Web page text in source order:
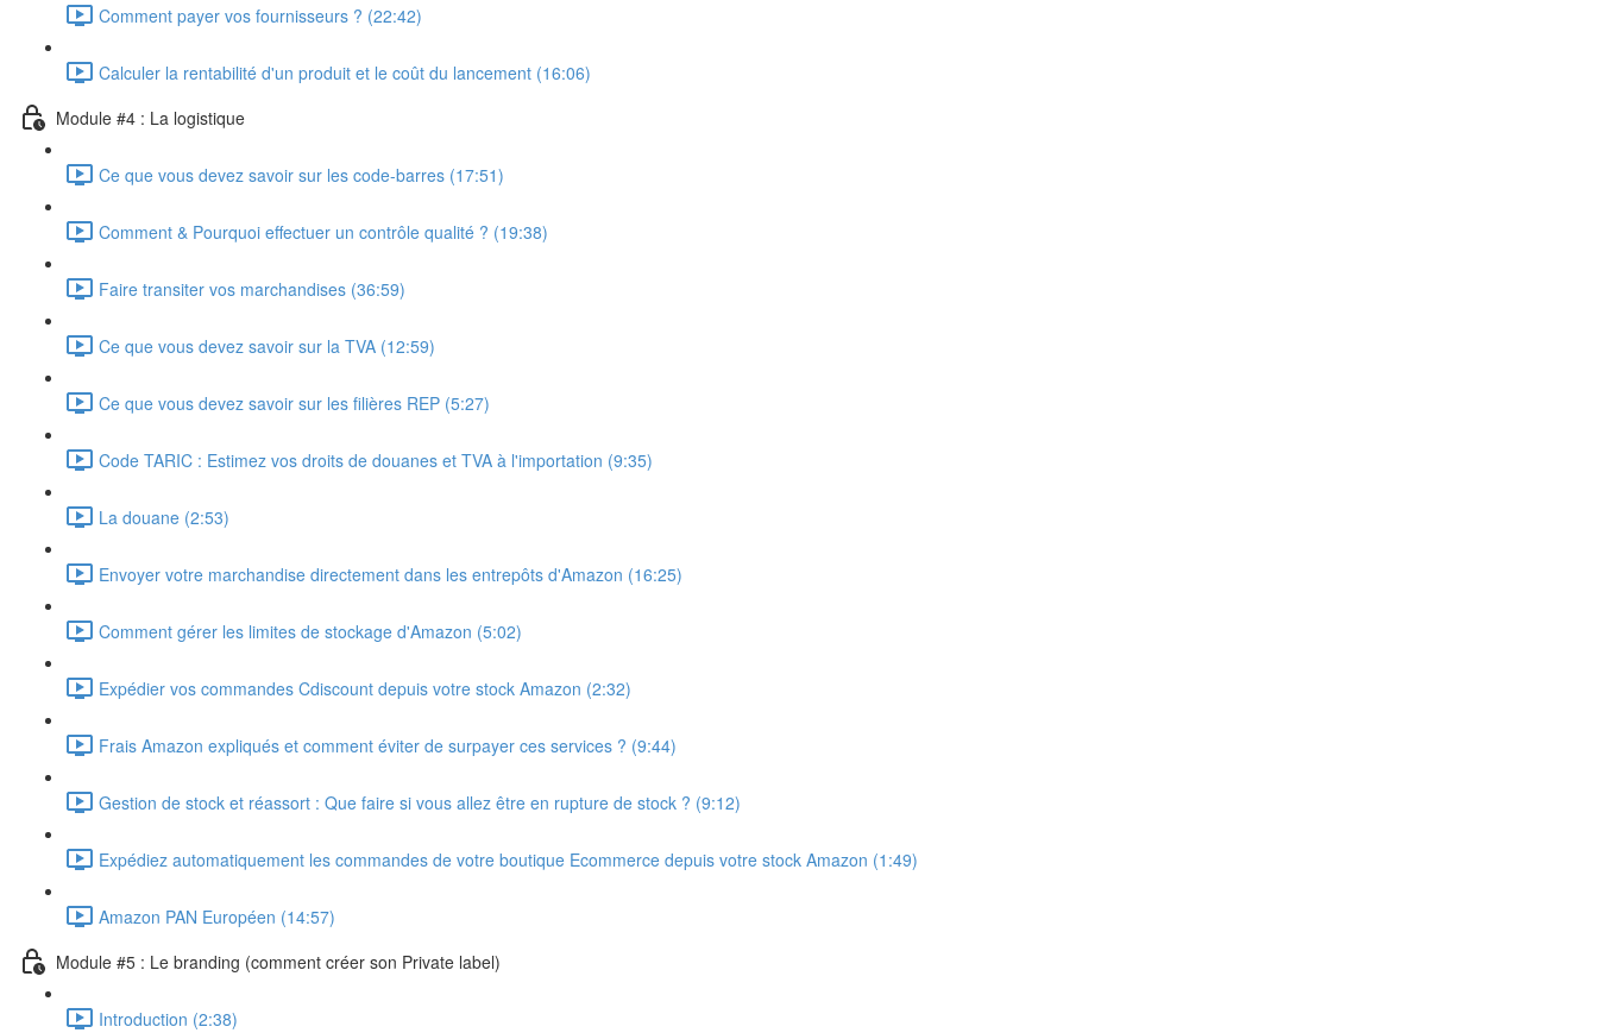
Comment payer vos fournisseurs ? (22:42)
Calculer la rentabilité d'un produit et le coût du lancement (16:06)
Module #4 : La logistique
Ce que vous devez savoir sur les code-barres (17:51)
Comment & Pourquoi effectuer un contrôle qualité ? (19:38)
Faire transiter vos marchandises (36:59)
Ce que vous devez savoir sur la TVA (12:59)
Ce que vous devez savoir sur les filières REP (5:27)
Code TARIC : Estimez vos droits de douanes et TVA à l'importation (9:35)
La douane (2:53)
Envoyer votre marchandise directement dans les entrepôts d'Amazon (16:25)
Comment gérer les limites de stockage d'Amazon (5:02)
Expédier vos commandes Cdiscount depuis votre stock Amazon (2:32)
Frais Amazon expliqués et comment éviter de surpayer ces services ? (9:44)
Gestion de stock et réassort : Que faire si vous allez être en rupture de stock ? (9:12)
Expédiez automatiquement les commandes de votre boutique Ecommerce depuis votre stock Amazon (1:49)
Amazon PAN Européen (14:57)
Module #5 : Le branding (comment créer son Private label)
Introduction (2:38)